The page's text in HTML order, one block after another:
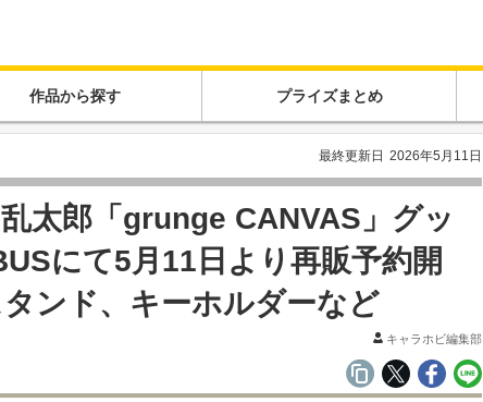
作品から探す プライズまとめ
最終更新日 2026年5月11日
乱太郎「grunge CANVAS」グッ
にて5月11日より再販予約開
ンド、キーホルダーなど
キャラホビ編集部